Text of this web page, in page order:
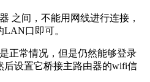
之间，不能用网线进行连接，
口即可。
正常情况，但是仍然能够登录
后设置它桥接主路由器的wifi信